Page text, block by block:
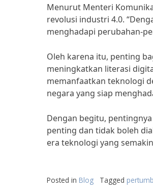
Menurut Menteri
revolusi industri 4.0.
menghadapi perubahan-
Oleh karena itu, penting
meningkatkan literasi
memanfaatkan teknologi
negara yang siap
Dengan begitu,
penting dan tidak boleh
era teknologi yang
Posted in Blog Tagged